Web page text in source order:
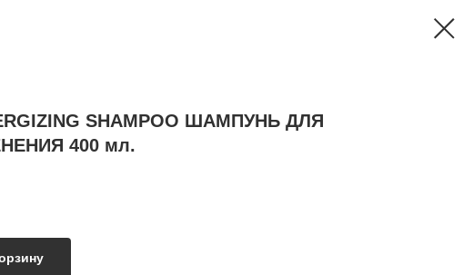
SHAMPOO ШАМПУНЬ ДЛЯ
400 мл.